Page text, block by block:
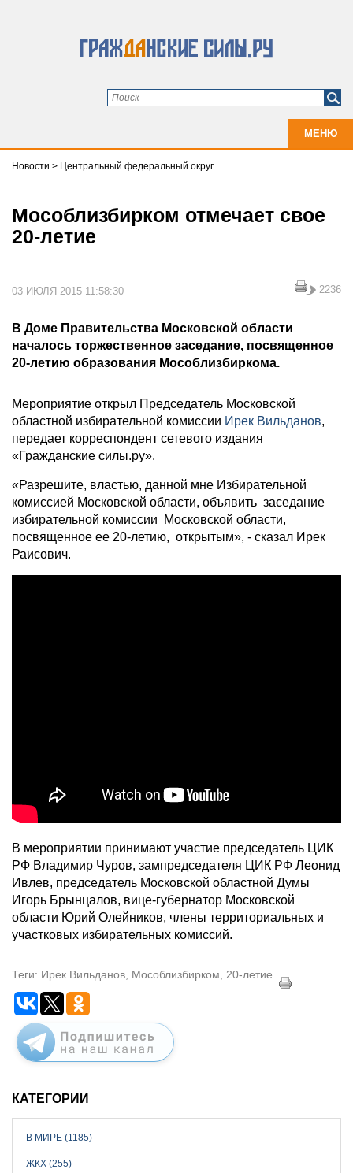
МЕНЮ
Новости > Центральный федеральный округ
Мособлизбирком отмечает свое
20-летие
03 ИЮЛЯ 2015 11:58:30 2236
В Доме Правительства Московской области
началось торжественное заседание, посвященное
20-летию образования Мособлизбиркома.
Мероприятие открыл Председатель Московской
областной избирательной комиссии Ирек Вильданов,
передает корреспондент сетевого издания
«Гражданские силы.ру».
«Разрешите, властью, данной мне Избирательной
комиссией Московской области, объявить заседание
избирательной комиссии Московской области,
посвященное ее 20-летию, открытым», - сказал Ирек
Раисович.
В мероприятии принимают участие председатель ЦИК
РФ Владимир Чуров, зампредседателя ЦИК РФ Леонид
Ивлев, председатель Московской областной Думы
Игорь Брынцалов, вице-губернатор Московской
области Юрий Олейников, члены территориальных и
участковых избирательных комиссий.
Теги: Ирек Вильданов, Мособлизбирком, 20-летие
КАТЕГОРИИ
В МИРЕ (1185)
ЖКХ (255)